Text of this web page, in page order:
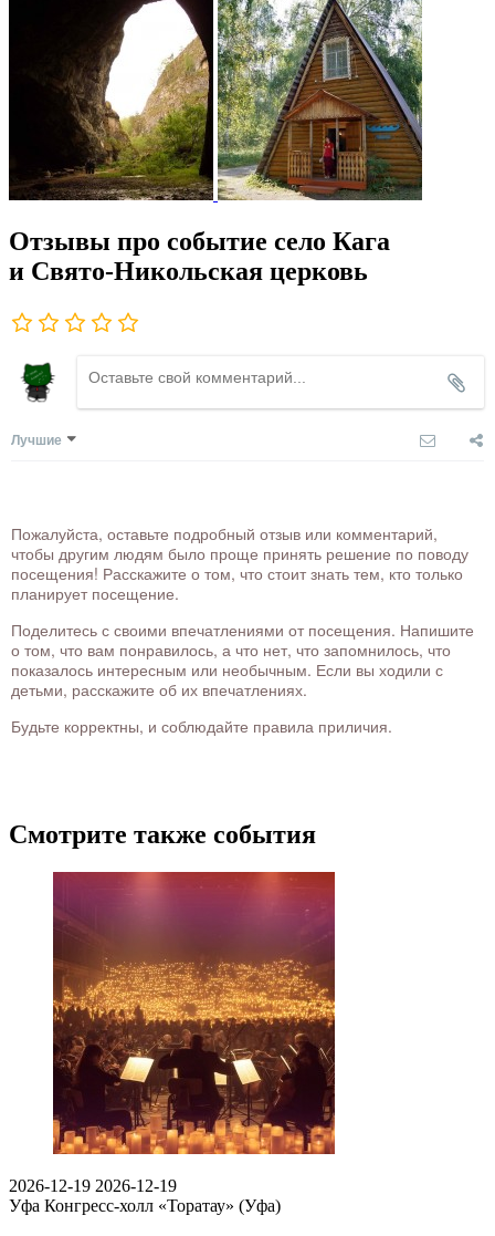
Отзывы про событие село Кага
и Свято-Никольская церковь
Лучшие
Пожалуйста, оставьте подробный отзыв или комментарий,
чтобы другим людям было проще принять решение по поводу
посещения! Расскажите о том, что стоит знать тем, кто только
планирует посещение.
Поделитесь с своими впечатлениями от посещения. Напишите
о том, что вам понравилось, а что нет, что запомнилось, что
показалось интересным или необычным. Если вы ходили с
детьми, расскажите об их впечатлениях.
Будьте корректны, и соблюдайте правила приличия.
Смотрите также события
2026-12-19 2026-12-19
Уфа Конгресс-холл «Торатау» (Уфа)